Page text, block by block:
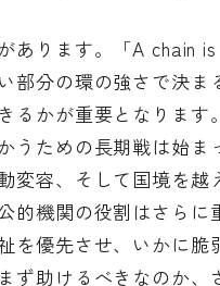
あります。「A chain
部分の環の強さで決
るかが重要となります。
うための長期戦は始
変容、そして国境を
的機関の役割はさら
を優先させ、いかに
ず助けるべきなのか